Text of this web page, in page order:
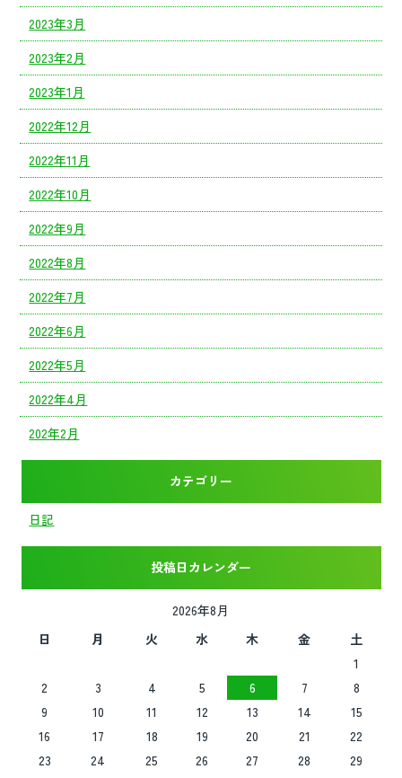
2023年3月
2023年2月
2023年1月
2022年12月
2022年11月
2022年10月
2022年9月
2022年8月
2022年7月
2022年6月
2022年5月
2022年4月
202年2月
カテゴリー
日記
投稿日カレンダー
2026年8月
日
月 火 水 木 金
土
1
2
3 4 5 6 7
8
9
10 11 12 13 14
15
16
17 18 19 20 21
22
23
24 25 26 27 28
29